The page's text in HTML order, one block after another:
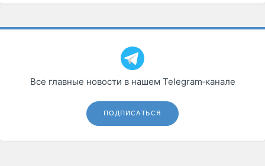
Все главные новости в нашем Telegram‑канале
ПОДПИСАТЬСЯ